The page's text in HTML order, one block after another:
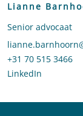
Lianne
Senior advocaat
Stuur een e-mail
Bel naar Lianne
+31 70 515 3466
LinkedIn